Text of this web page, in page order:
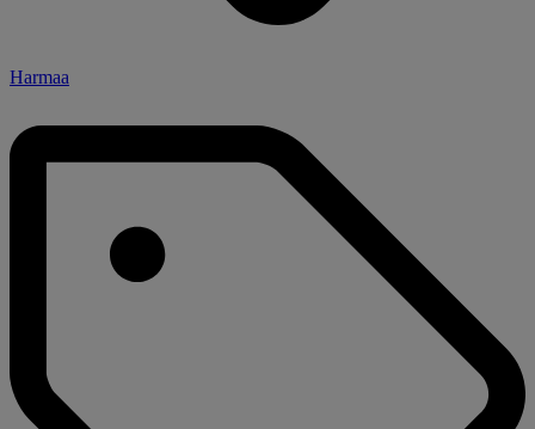
Harmaa